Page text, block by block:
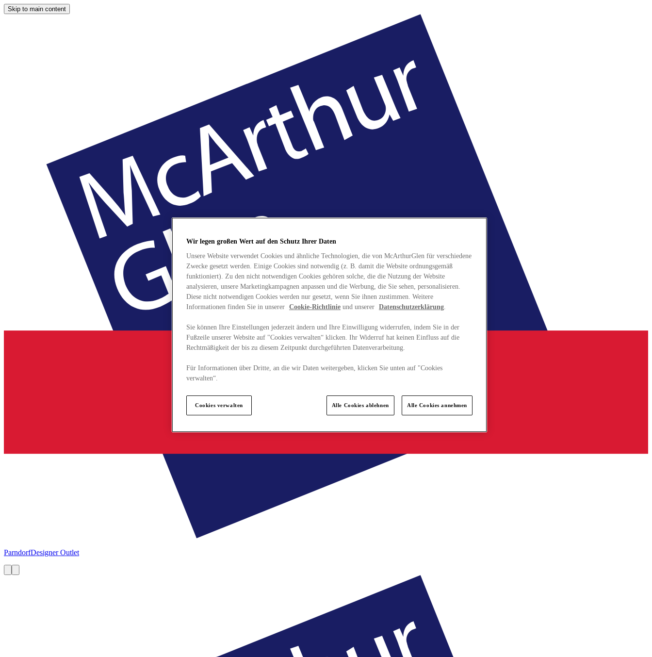
Skip to main content
ParndorfDesigner Outlet
Wir legen großen Wert auf den Schutz Ihrer Daten
Unsere Website verwendet Cookies und ähnliche Technologien, die von McArthurGlen für verschiedene
Zwecke gesetzt werden. Einige Cookies sind notwendig (z. B. damit die Website ordnungsgemäß
funktioniert). Zu den nicht notwendigen Cookies gehören solche, die die Nutzung der Website
analysieren, unsere Marketingkampagnen anpassen und die Werbung, die Sie sehen, personalisieren.
Diese nicht notwendigen Cookies werden nur gesetzt, wenn Sie ihnen zustimmen. Weitere
Informationen finden Sie in unserer Cookie-Richtlinie und unserer Datenschutzerklärung.
Sie können Ihre Einstellungen jederzeit ändern und Ihre Einwilligung widerrufen, indem Sie in der
Fußzeile unserer Website auf "Cookies verwalten“ klicken. Ihr Widerruf hat keinen Einfluss auf die
Rechtmäßigkeit der bis zu diesem Zeitpunkt durchgeführten Datenverarbeitung.
Für Informationen über Dritte, an die wir Daten weitergeben, klicken Sie unten auf "Cookies
verwalten“.
Cookies verwalten Alle Cookies ablehnen Alle Cookies annehmen